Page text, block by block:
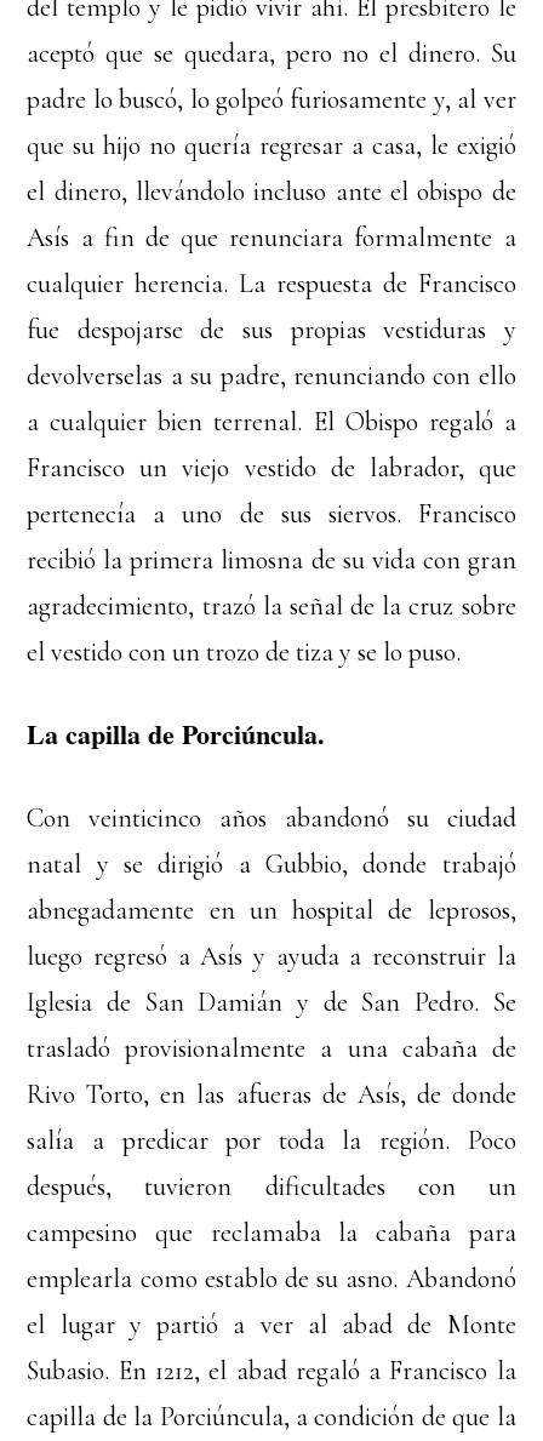
del templo y le pidió vivir ahí. El presbítero le
aceptó que se quedara, pero no el dinero. Su
padre lo buscó, lo golpeó furiosamente y, al ver
que su hijo no quería regresar a casa, le exigió
el dinero, llevándolo incluso ante el obispo de
Asís a fin de que renunciara formalmente a
cualquier herencia. La respuesta de Francisco
fue despojarse de sus propias vestiduras y
devolverselas a su padre, renunciando con ello
a cualquier bien terrenal. El Obispo regaló a
Francisco un viejo vestido de labrador, que
pertenecía a uno de sus siervos. Francisco
recibió la primera limosna de su vida con gran
agradecimiento, trazó la señal de la cruz sobre
el vestido con un trozo de tiza y se lo puso.
La capilla de Porciúncula.
Con veinticinco años abandonó su ciudad
natal y se dirigió a Gubbio, donde trabajó
abnegadamente en un hospital de leprosos,
luego regresó a Asís y ayuda a reconstruir la
Iglesia de San Damián y de San Pedro. Se
trasladó provisionalmente a una cabaña de
Rivo Torto, en las afueras de Asís, de donde
salía a predicar por toda la región. Poco
después, tuvieron dificultades con un
campesino que reclamaba la cabaña para
emplearla como establo de su asno. Abandonó
el lugar y partió a ver al abad de Monte
Subasio. En 1212, el abad regaló a Francisco la
capilla de la Porciúncula, a condición de que la